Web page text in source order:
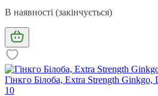
В наявності (закінчується)
Гінкго Білоба, Extra Strength
10